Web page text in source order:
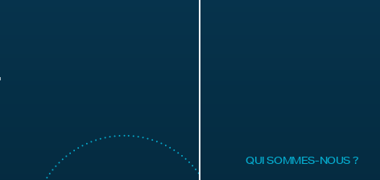
QUI SOMMES-NOUS ?